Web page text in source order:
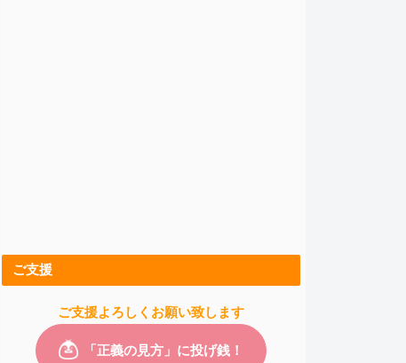
ご支援
ご支援よろしくお願い致します